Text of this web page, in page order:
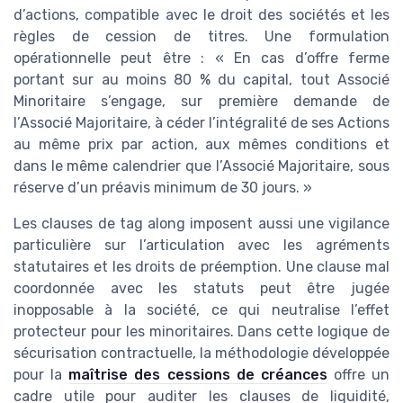
d’actions, compatible avec le droit des sociétés et les
règles de cession de titres. Une formulation
opérationnelle peut être : « En cas d’offre ferme
portant sur au moins 80 % du capital, tout Associé
Minoritaire s’engage, sur première demande de
l’Associé Majoritaire, à céder l’intégralité de ses Actions
au même prix par action, aux mêmes conditions et
dans le même calendrier que l’Associé Majoritaire, sous
réserve d’un préavis minimum de 30 jours. »
Les clauses de tag along imposent aussi une vigilance
particulière sur l’articulation avec les agréments
statutaires et les droits de préemption. Une clause mal
coordonnée avec les statuts peut être jugée
inopposable à la société, ce qui neutralise l’effet
protecteur pour les minoritaires. Dans cette logique de
sécurisation contractuelle, la méthodologie développée
pour la maîtrise des cessions de créancesoffre un
cadre utile pour auditer les clauses de liquidité,